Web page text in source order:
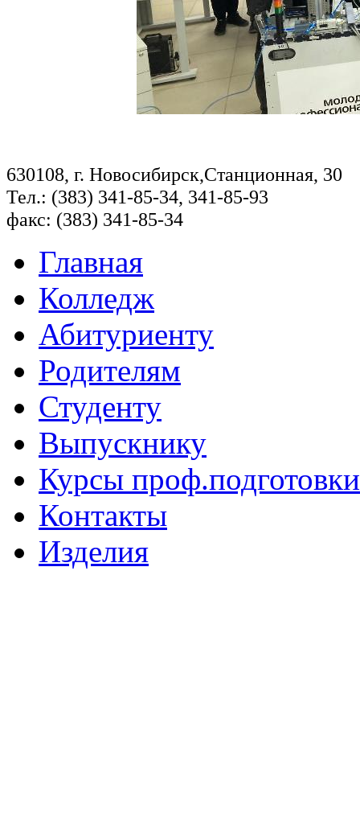
630108, г. Новосибирск,Станционная, 30
Тел.: (383) 341-85-34, 341-85-93
факс: (383) 341-85-34
Главная
Колледж
Абитуриенту
Родителям
Студенту
Выпускнику
Курсы проф.подготовки
Контакты
Изделия